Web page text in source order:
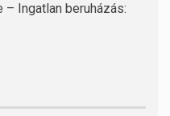
Ingatlan beruházás: